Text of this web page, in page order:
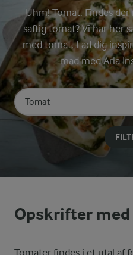
Uhm! Tomat. Findes
saftig tomat? Vi har her
med tomat. Lad dig
mad med Arla
Søg på kategori
Indtast søgeord for at søge
Opskrifter